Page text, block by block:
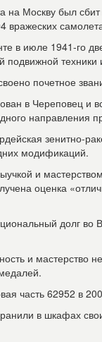
Москву был
вражеских
в июле 1941-го
подвижной
почетное
в Череповец и
направления
зенитно-
модификаций.
и
оценка
долг во
и мастерство
часть 62952 в
в шкафах